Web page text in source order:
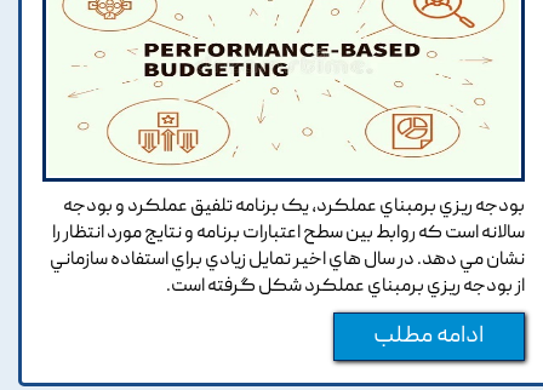
بودجه ريزي برمبناي عملکرد, يک برنامه تلفيق عملکرد و بودجه
سالانه است که روابط بين سطح اعتبارات برنامه و نتايج مورد انتظار را
نشان مي دهد. در سال هاي اخير تمايل زيادي براي استفاده سازماني
از بودجه ريزي برمبناي عملکرد شکل گرفته است.
ادامه مطلب